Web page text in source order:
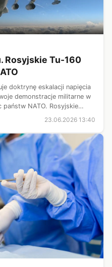
Rosyjskie Tu-160
doktrynę eskalacji napięcia
demonstracje militarne w
NATO. Rosyjskie
ćwiczenia nuklearne na
23.06.2026 13:40